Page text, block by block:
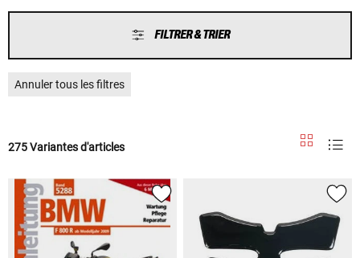
FILTRER & TRIER
Annuler tous les filtres
275 Variantes d'articles